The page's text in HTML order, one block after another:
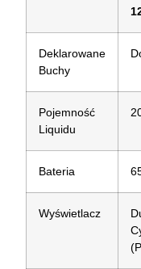
Deklarowane
Buchy
Pojemność
Liquidu
Bateria
Wyświetlacz